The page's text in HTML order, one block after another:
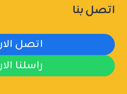
اتصل بنا
اتصل
راسلنا